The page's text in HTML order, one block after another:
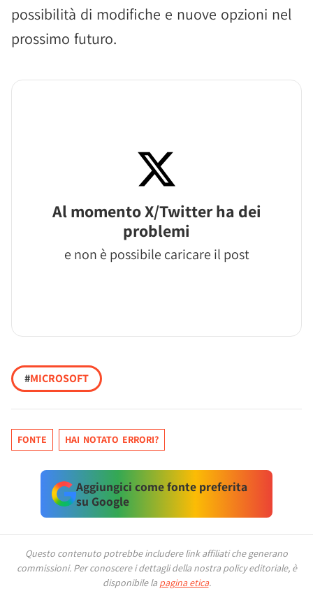
possibilità di modifiche e nuove opzioni nel
prossimo futuro.
Al momento X/Twitter ha dei
problemi
e non è possibile caricare il post
#MICROSOFT
FONTE HAI NOTATO ERRORI?
Aggiungici come fonte preferita
su Google
Questo contenuto potrebbe includere link affiliati che generano
commissioni. Per conoscere i dettagli della nostra policy editoriale, è
disponibile la pagina etica.